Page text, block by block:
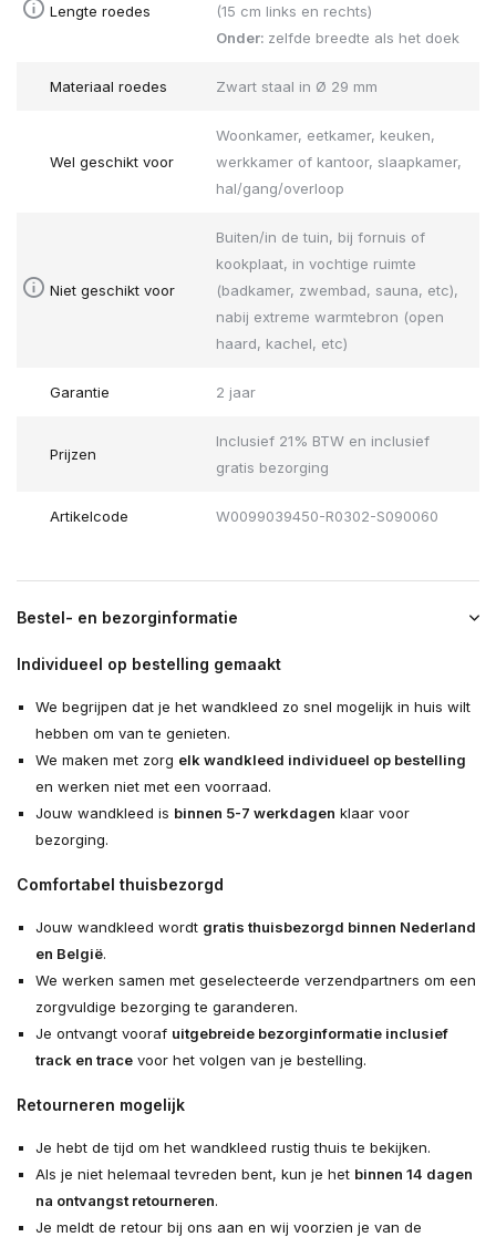
Lengte roedes
(15 cm links en rechts)
Onder: zelfde breedte als het doek
Materiaal roedes Zwart staal in Ø 29 mm
Wel geschikt voor
Woonkamer, eetkamer, keuken,
werkkamer of kantoor, slaapkamer,
hal/gang/overloop
Niet geschikt voor
Buiten/in de tuin, bij fornuis of
kookplaat, in vochtige ruimte
(badkamer, zwembad, sauna, etc),
nabij extreme warmtebron (open
haard, kachel, etc)
Garantie 2 jaar
Prijzen
Inclusief 21% BTW en inclusief
gratis bezorging
Artikelcode W0099039450-R0302-S090060
Bestel- en bezorginformatie
Individueel op bestelling gemaakt
We begrijpen dat je het wandkleed zo snel mogelijk in huis wilt
hebben om van te genieten.
We maken met zorg elk wandkleed individueel op bestelling
en werken niet met een voorraad.
Jouw wandkleed is binnen 5-7 werkdagen klaar voor
bezorging.
Comfortabel thuisbezorgd
Jouw wandkleed wordt gratis thuisbezorgd binnen Nederland
en België.
We werken samen met geselecteerde verzendpartners om een
zorgvuldige bezorging te garanderen.
Je ontvangt vooraf uitgebreide bezorginformatie inclusief
track en tracevoor het volgen van je bestelling.
Retourneren mogelijk
Je hebt de tijd om het wandkleed rustig thuis te bekijken.
Als je niet helemaal tevreden bent, kun je het binnen 14 dagen
na ontvangst retourneren.
Je meldt de retour bij ons aan en wij voorzien je van de